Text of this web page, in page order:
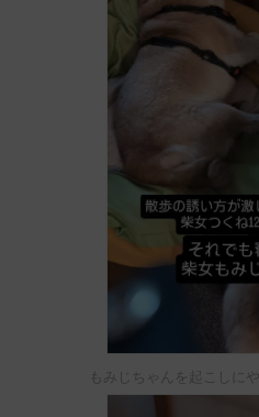
もみじちゃんを起こしに